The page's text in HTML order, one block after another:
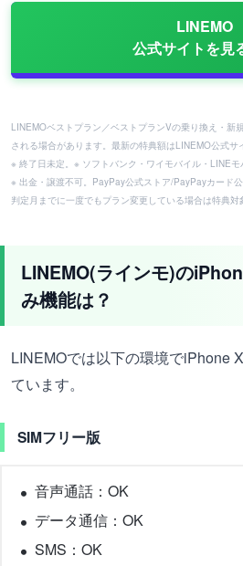
LINEMO
公式サイトを見
LINEMOベストプラン／ベストプランVの乗り換え・新
される場合があります。最新の特典額はLINEMO公式サ
※ 終了日未定。※ ソフトバンク・ワイモバイル・LINEモ
※ 出金・譲渡不可。PayPay公式ストア/PayPayカード
判定月までに一度でもプラン変更している場合は特典対
LINEMO(ラインモ)の
み機能は？
LINEMOでは以下の環境でiPhone
ています。
SIMフリー版
音声通話：OK
データ通信：OK
SMS：OK